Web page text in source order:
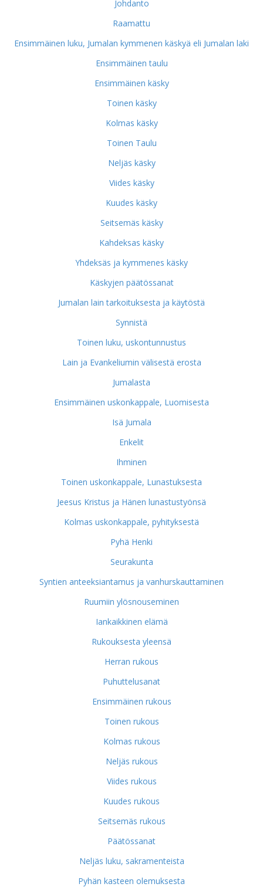
Johdanto
Raamattu
Ensimmäinen luku, Jumalan kymmenen käskyä eli Jumalan laki
Ensimmäinen taulu
Ensimmäinen käsky
Toinen käsky
Kolmas käsky
Toinen Taulu
Neljäs käsky
Viides käsky
Kuudes käsky
Seitsemäs käsky
Kahdeksas käsky
Yhdeksäs ja kymmenes käsky
Käskyjen päätössanat
Jumalan lain tarkoituksesta ja käytöstä
Synnistä
Toinen luku, uskontunnustus
Lain ja Evankeliumin välisestä erosta
Jumalasta
Ensimmäinen uskonkappale, Luomisesta
Isä Jumala
Enkelit
Ihminen
Toinen uskonkappale, Lunastuksesta
Jeesus Kristus ja Hänen lunastustyönsä
Kolmas uskonkappale, pyhityksestä
Pyhä Henki
Seurakunta
Syntien anteeksiantamus ja vanhurskauttaminen
Ruumiin ylösnouseminen
Iankaikkinen elämä
Rukouksesta yleensä
Herran rukous
Puhuttelusanat
Ensimmäinen rukous
Toinen rukous
Kolmas rukous
Neljäs rukous
Viides rukous
Kuudes rukous
Seitsemäs rukous
Päätössanat
Neljäs luku, sakramenteista
Pyhän kasteen olemuksesta